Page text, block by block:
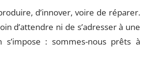
d’innover, voire de réparer.
d’attendre ni de s’adresser à une
: sommes-nous prêts à